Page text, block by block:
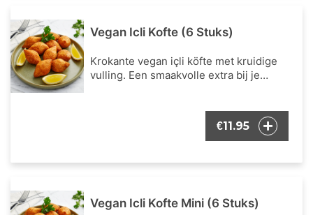
Vegan Icli Kofte (6 Stuks)
Krokante vegan içli köfte met kruidige
vulling. Een smaakvolle extra bij je
€11.95
Vegan Icli Kofte Mini (6 Stuks)